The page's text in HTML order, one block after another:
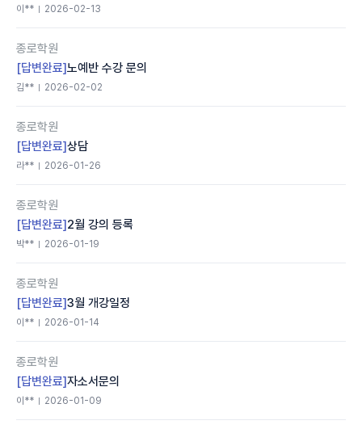
이** 2026-02-13
종로학원
[답변완료]노예반 수강 문의
김** 2026-02-02
종로학원
[답변완료]상담
라** 2026-01-26
종로학원
[답변완료] 2월 강의 등록
박** 2026-01-19
종로학원
[답변완료]3월 개강일정
이** 2026-01-14
종로학원
[답변완료]자소서문의
이** 2026-01-09